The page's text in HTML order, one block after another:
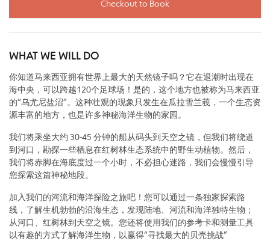
Checkout to Book
WHAT WE WILL DO
你知道马来西亚拥有世界上最大的天然镜子吗？它在退潮时出现在
海中央，可以跨越120个足球场！是的，这个地方也被称为马来西亚
的“乌尤尼盐沼”。这种壮观的现象只发生在瓜拉雪兰莪，一个生态资
源丰富的地方，也是许多神秘海洋生物的家园。
我们将乘坐大约 30-45 分钟的船从码头到天空之镜，但我们将绕道
到河口，勘探一些栖息在红树林生态系统中的野生动植物。然后，
我们将赤脚在海底度过一个小时，不必担心迷路，我们会慢慢引导
您探索这篇神秘地段。
加入我们的河流和海洋探险之旅吧！您可以通过一条独家探索路
线，了解生机勃勃的沿海生态，发现陆地、河流和海洋独特生物；
从河口、红树林到天空之镜。您还将使用我们的参考卡和测量工具
以有趣的方式了解海洋生物，以赢得“寻找最大的贝壳挑战”